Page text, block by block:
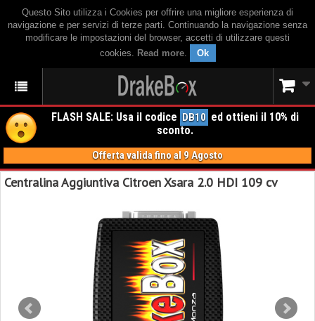
Questo Sito utilizza i Cookies per offrire una migliore esperienza di
navigazione e per servizi di terze parti. Continuando la navigazione senza
modificare le impostazioni del browser, accetti di utilizzare questi
cookies. Read more. Ok
FLASH SALE: Usa il codice DB10 ed ottieni il 10% di
sconto.
Offerta valida fino al 9 Agosto
Centralina Aggiuntiva Citroen Xsara 2.0 HDI 109 cv